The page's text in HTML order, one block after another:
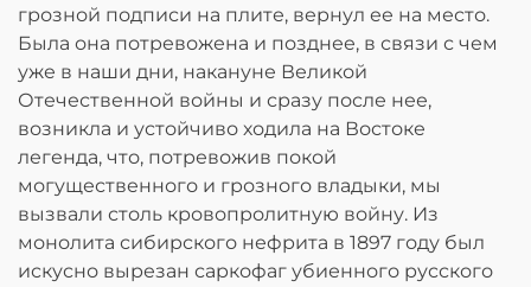
грозной подписи на плите, вернул ее на место.
Была она потревожена и позднее, в связи с чем
уже в наши дни, накануне Великой
Отечественной войны и сразу после нее,
возникла и устойчиво ходила на Востоке
легенда, что, потревожив покой
могущественного и грозного владыки, мы
вызвали столь кровопролитную войну. Из
монолита сибирского нефрита в 1897 году был
искусно вырезан саркофаг убиенного русского